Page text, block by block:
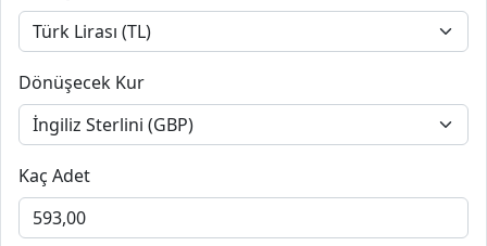
Dönüşecek Kur
Kaç Adet